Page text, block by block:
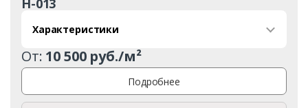
Н-013
Характеристики
От: 10 500 руб./м²
Подробнее